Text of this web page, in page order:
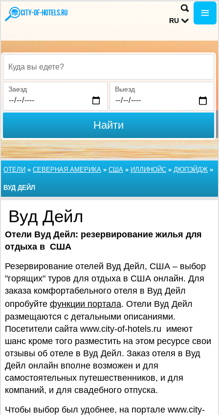
RU
Куда вы едете?
Заезд Выезд
Найти
ОТЕЛИ » СЕВЕРНАЯ АМЕРИКА » США » ИЛЛИНОЙС » ДЮПЭЙДЖ »
ВУД ДЕЙЛ
Вуд Дейл
Отели Вуд Дейл: резервирование жилья для
отдыха в США
Резервирование отелей Вуд Дейл, США – выбор
"горящих" туров для отдыха в США онлайн. Для
заказа комфортабельного отеля в Вуд Дейл
опробуйте функции портала. Отели Вуд Дейл
размещаются с детальными описаниями.
Посетители сайта www.city-of-hotels.ru имеют
шанс кроме того разместить на этом ресурсе свои
отзывы об отеле в Вуд Дейл. Заказ отеля в Вуд
Дейл онлайн вполне возможен и для
самостоятельных путешественников, и для
компаний, и для свадебного отпуска.
Чтобы выбор был удобнее, на портале www.city-